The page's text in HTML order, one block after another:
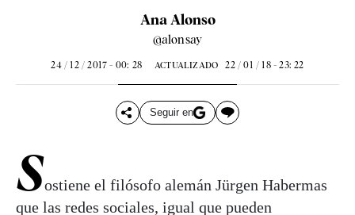
Ana Alonso
@alonsay
24 / 12 / 2017 - 00: 28 ACTUALIZADO 22 / 01 / 18 - 23: 22
Seguir en
Sostiene el filósofo alemán Jürgen Habermas
que las redes sociales, igual que pueden